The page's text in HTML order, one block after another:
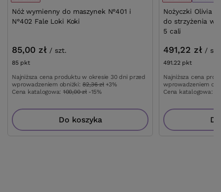
Nóż wymienny do maszynek N°401 i
N°402 Fale Loki Koki
85,00 zł / szt.
85 pktpunktów
Najniższa cena produktu w okresie 30 dni przed
wprowadzeniem obniżki:82,36 zł +3%
Cena katalogowa: 100,00 zł -15%
Do koszyka
Nożyczki Olivia
do strzyżenia
5 cali
491,22 zł /
491.22 pktpunktów
Najniższa cena
wprowadzeniem
Cena katalogowa: